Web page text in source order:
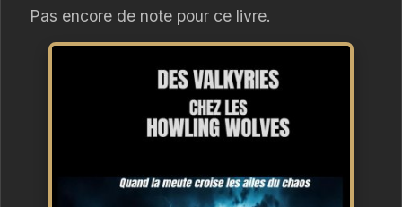
Pas encore de note pour ce livre.